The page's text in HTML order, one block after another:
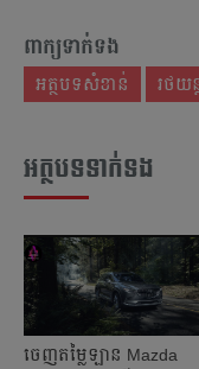
ពាក្យទាក់ទង
អត្ថបទសំខាន់ រថយន្
អត្ថបទទាក់ទង
ចេញតម្លៃឡាន Mazda